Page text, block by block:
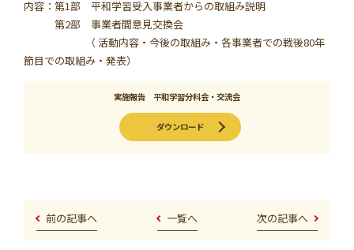
内容：第1部 平和学習受入事業者からの取組み説明
第2部 事業者間意見交換会
（ 活動内容・今後の取組み・各事業者での戦後80年
節目での取組み・発表）
実施報告 平和学習分科会・交流会
ダウンロード
前の記事へ 一覧へ 次の記事へ